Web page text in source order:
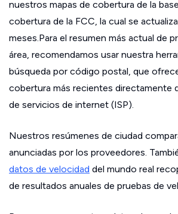
nuestros mapas de cobertura de la
cobertura de la FCC, la cual se
meses.Para el resumen más actual de
área, recomendamos usar nuestra
búsqueda por código postal, que
cobertura más recientes directamente
de servicios de internet (ISP).
Nuestros resúmenes de ciudad
anunciadas por los proveedores.
datos de velocidad del mundo real
de resultados anuales de pruebas de